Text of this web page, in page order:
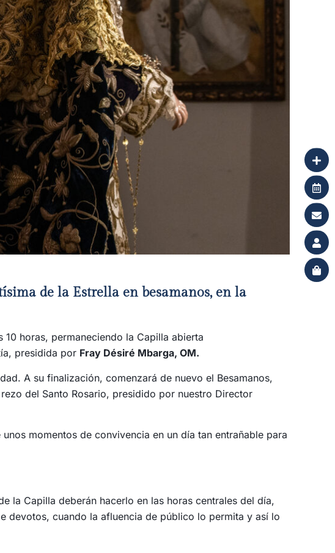
de la Estrella en besamanos, en la
10 horas, permaneciendo la Capilla abierta
presidida por Fray Désiré Mbarga, OM.
A su finalización, comenzará de nuevo el Besamanos,
del Santo Rosario, presidido por nuestro Director
momentos de convivencia en un día tan entrañable para
la Capilla deberán hacerlo en las horas centrales del día,
devotos, cuando la afluencia de público lo permita y así lo